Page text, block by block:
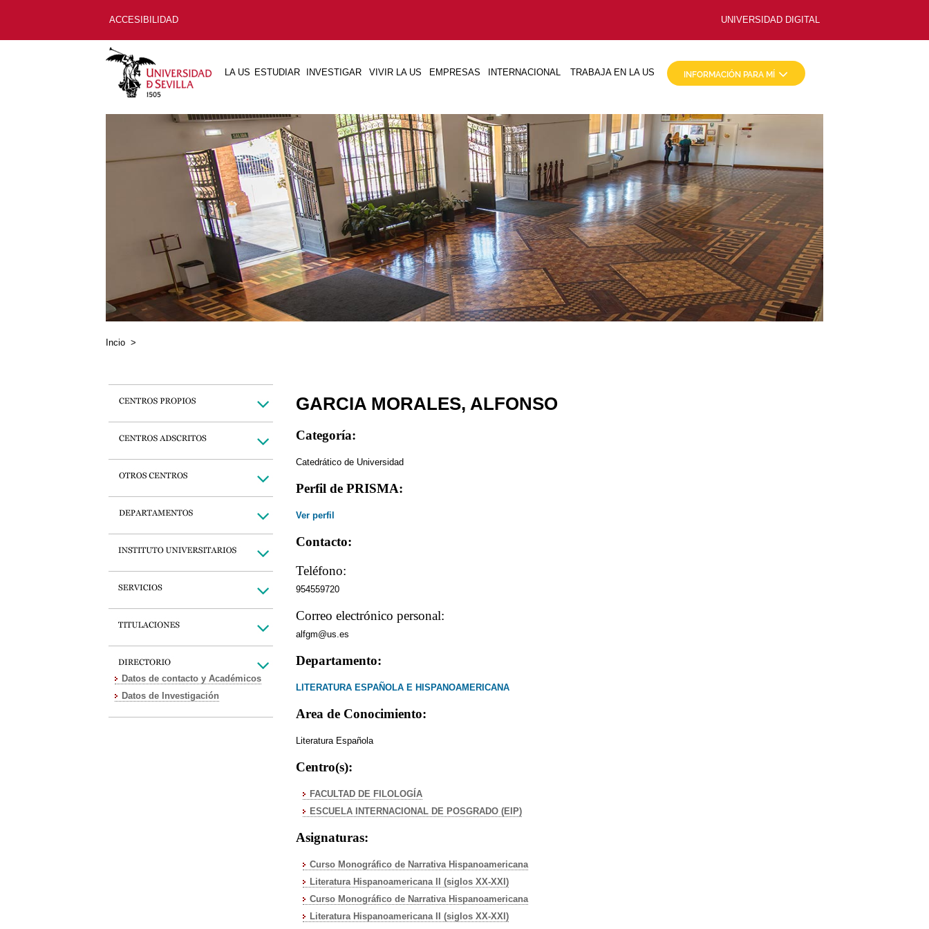
ACCESIBILIDAD UNIVERSIDAD DIGITAL
LA US ESTUDIAR INVESTIGAR VIVIR LA US EMPRESAS INTERNACIONAL TRABAJA EN LA US
Incio >
Datos de contacto y Académicos
Datos de Investigación
GARCIA MORALES, ALFONSO
Categoría:
Catedrático de Universidad
Perfil de PRISMA:
Ver perfil
Contacto:
Teléfono:
954559720
Correo electrónico personal:
alfgm@us.es
Departamento:
LITERATURA ESPAÑOLA E HISPANOAMERICANA
Area de Conocimiento:
Literatura Española
Centro(s):
FACULTAD DE FILOLOGÍA
ESCUELA INTERNACIONAL DE POSGRADO (EIP)
Asignaturas:
Curso Monográfico de Narrativa Hispanoamericana
Literatura Hispanoamericana II (siglos XX-XXI)
Curso Monográfico de Narrativa Hispanoamericana
Literatura Hispanoamericana II (siglos XX-XXI)